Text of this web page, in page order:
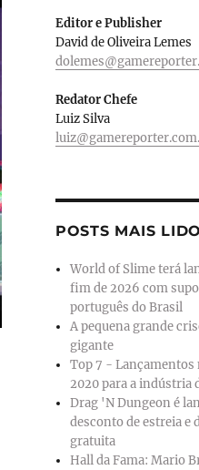
Editor e Publisher
David de Oliveira Lemes
Redator Chefe
Luiz Silva
POSTS MAIS
World of Slime terá
fim de 2026 com
português do Brasil
A pequena grande
gigante
Top 7 - Lançamentos
2020 para a indústria
Drag 'N Dungeon é
desconto de estreia e
gratuita
Hall da Fama: Mario